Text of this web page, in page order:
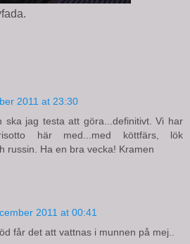
2011 at 23:30
ska jag testa att göra...definitivt. Vi har
här med...med köttfärs, lök
russin. Ha en bra vecka! Kramen
2011 at 00:41
får det att vattnas i munnen på mej..